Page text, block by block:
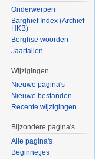
Onderwerpen
Barghief Index (Archief
HKB)
Berghse woorden
Jaartallen
Wijzigingen
Nieuwe pagina's
Nieuwe bestanden
Recente wijzigingen
Bijzondere pagina's
Alle pagina's
Beginnetjes